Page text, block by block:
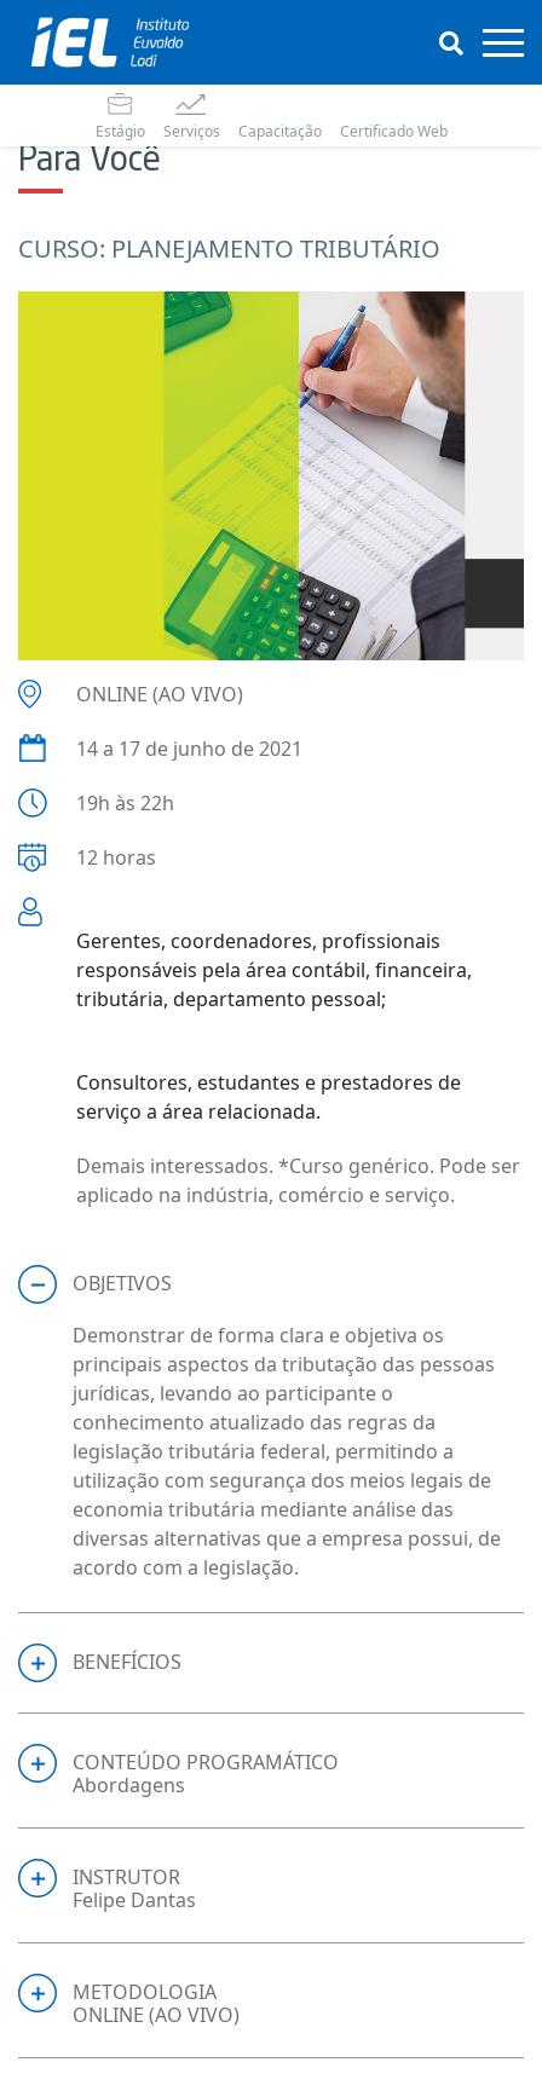
Estágio Serviços Capacitação Certificado Web
Para Você
CURSO: PLANEJAMENTO TRIBUTÁRIO
ONLINE (AO VIVO)
14 a 17 de junho de 2021
19h às 22h
12 horas
Gerentes, coordenadores, profissionais
responsáveis pela área contábil, financeira,
tributária, departamento pessoal;
Consultores, estudantes e prestadores de
serviço a área relacionada.
Demais interessados. *Curso genérico. Pode ser
aplicado na indústria, comércio e serviço.
OBJETIVOS
Demonstrar de forma clara e objetiva os
principais aspectos da tributação das pessoas
jurídicas, levando ao participante o
conhecimento atualizado das regras da
legislação tributária federal, permitindo a
utilização com segurança dos meios legais de
economia tributária mediante análise das
diversas alternativas que a empresa possui, de
acordo com a legislação.
BENEFÍCIOS
CONTEÚDO PROGRAMÁTICO
Abordagens
INSTRUTOR
Felipe Dantas
METODOLOGIA
ONLINE (AO VIVO)